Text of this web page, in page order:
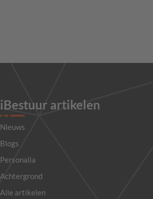
iBestuur artikelen
Nieuws
Blogs
Personalia
Achtergrond
Alle artikelen